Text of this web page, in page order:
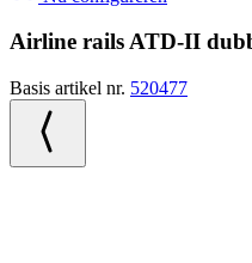
Airline rails ATD-II
Basis artikel nr. 520477